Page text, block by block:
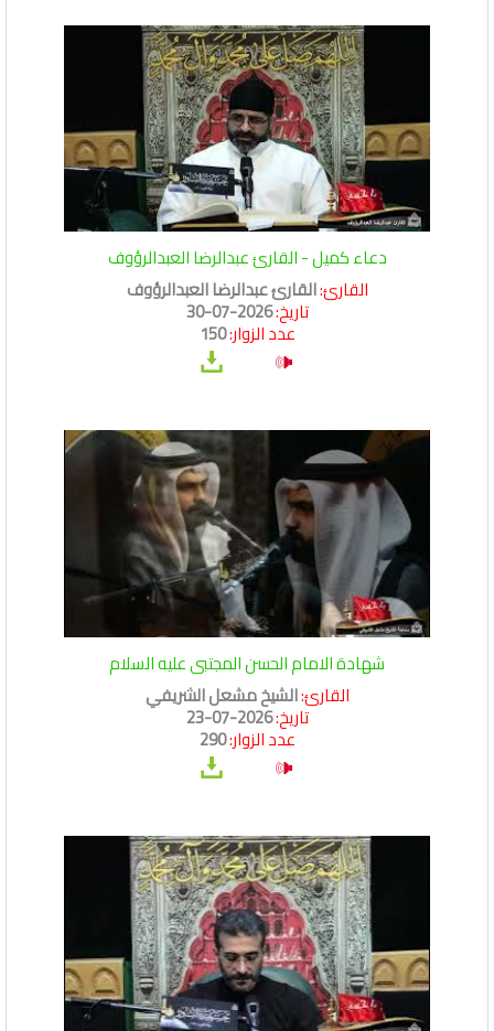
دعاء كميل - القارئ عبدالرضا العبدالرؤوف
القارئ:القارئ عبدالرضا العبدالرؤوف
تاريخ:2026-07-30
عدد الزوار:150
شهادة الامام الحسن المجتبى عليه السلام
القارئ:الشيخ مشعل الشريفي
تاريخ:2026-07-23
عدد الزوار:290